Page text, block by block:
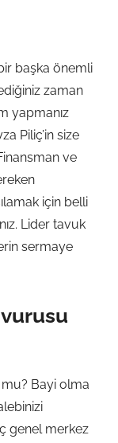
başka önemli
zaman
yapmanız
Piliç’in size
ve
için belli
Lider tavuk
sermaye
Bayi olma
genel merkez